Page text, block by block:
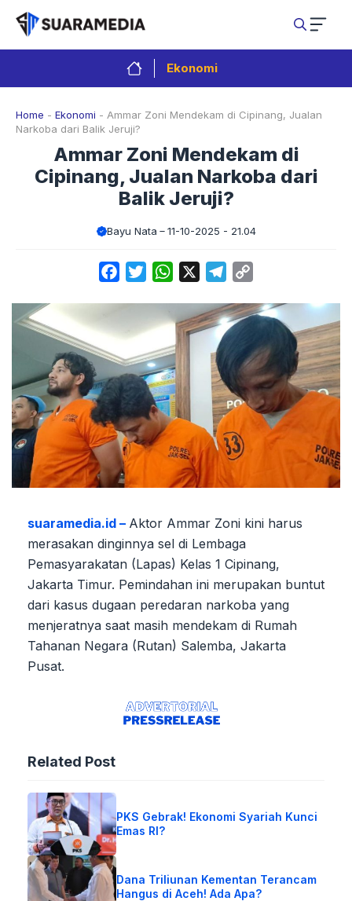
Langsung
isi
Ekonomi
Home - Ekonomi - Ammar Zoni Mendekam di Cipinang, Jualan
Narkoba dari Balik Jeruji?
Ammar Zoni Mendekam di
Cipinang, Jualan Narkoba dari
Balik Jeruji?
Bayu Nata 11-10-2025 - 21.04
FacebookTwitterWhatsApp Telegram
suaramedia.id – Aktor Ammar Zoni kini harus
merasakan dinginnya sel di Lembaga
Pemasyarakatan (Lapas) Kelas 1 Cipinang,
Jakarta Timur. Pemindahan ini merupakan buntut
dari kasus dugaan peredaran narkoba yang
menjeratnya saat masih mendekam di Rumah
Tahanan Negara (Rutan) Salemba, Jakarta
Pusat.
Related Post
PKS Gebrak! Ekonomi Syariah Kunci
Emas RI?
Dana Triliunan Kementan Terancam
Hangus di Aceh! Ada Apa?